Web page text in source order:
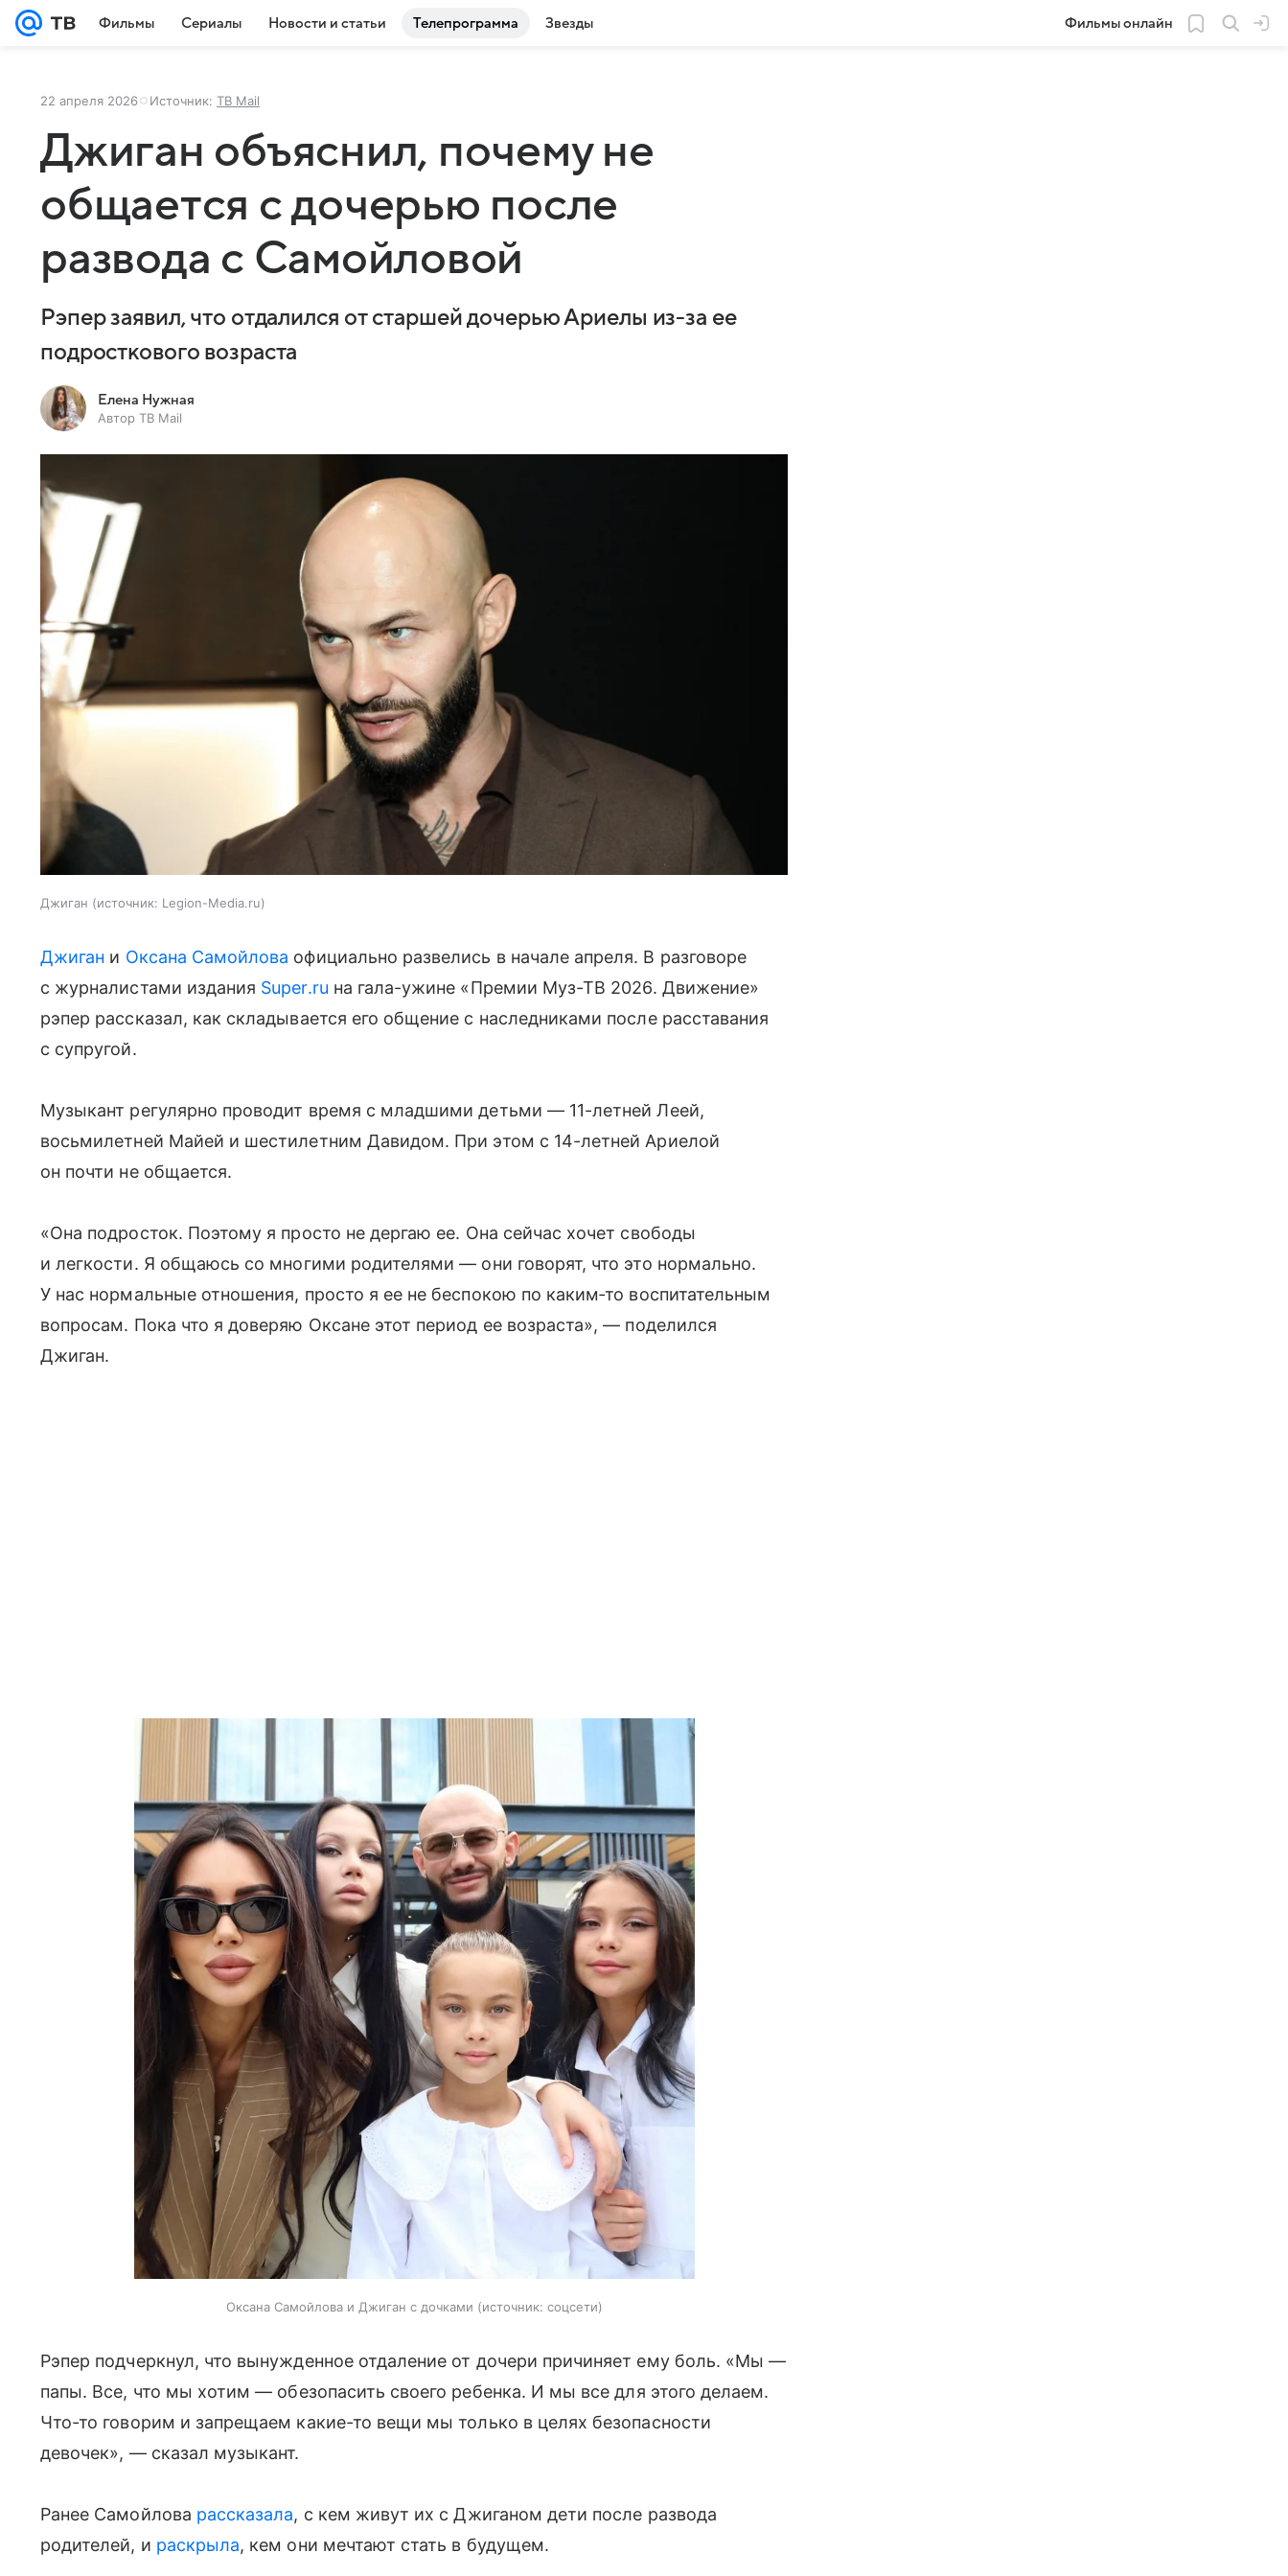
Фильмы Сериалы Новости и статьи Телепрограмма Звезды Фильмы онлайн
22 апреля 2026 Источник: ТВ Mail
Джиган объяснил, почему не
общается с дочерью после
развода с Самойловой
Рэпер заявил, что отдалился от старшей дочерью Ариелы из-за ее
подросткового возраста
Елена Нужная
Автор ТВ Mail
Джиган источник: Legion-Media.ru
Джиган и Оксана Самойлова официально развелись в начале апреля. В разговоре
с журналистами издания Super.ru на гала-ужине «Премии Муз-ТВ 2026. Движение»
рэпер рассказал, как складывается его общение с наследниками после расставания
с супругой.
Музыкант регулярно проводит время с младшими детьми — 11-летней Леей,
восьмилетней Майей и шестилетним Давидом. При этом с 14-летней Ариелой
он почти не общается.
«Она подросток. Поэтому я просто не дергаю ее. Она сейчас хочет свободы
и легкости. Я общаюсь со многими родителями — они говорят, что это нормально.
У нас нормальные отношения, просто я ее не беспокою по каким‑то воспитательным
вопросам. Пока что я доверяю Оксане этот период ее возраста», — поделился
Джиган.
Оксана Самойлова и Джиган с дочками источник: соцсети
Рэпер подчеркнул, что вынужденное отдаление от дочери причиняет ему боль. «Мы —
папы. Все, что мы хотим — обезопасить своего ребенка. И мы все для этого делаем.
Что-то говорим и запрещаем какие-то вещи мы только в целях безопасности
девочек», — сказал музыкант.
Ранее Самойлова рассказала, с кем живут их с Джиганом дети после развода
родителей, и раскрыла, кем они мечтают стать в будущем.